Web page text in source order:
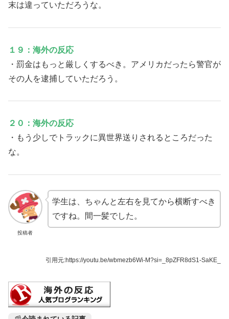
末は違っていただろうな。
１９：海外の反応
・罰金はもっと厳しくするべき。アメリカだったら警官が
その人を逮捕していただろう。
２０：海外の反応
・もう少しでトラックに異世界送りされるところだった
な。
投稿者
学生は、ちゃんと左右を見てから横断すべき
ですね。間一髪でした。
引用元:https://youtu.be/wbmezb6Wi-M?si=_8pZFR8dS1-SaKE_